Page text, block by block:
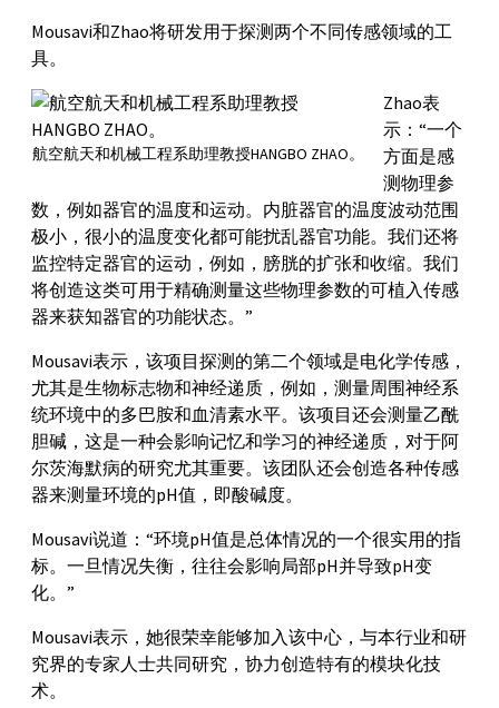
Mousavi和Zhao将研发用于探测两个不同传感领域的工
具。
航空航天和机械工程系助理教授HANGBO ZHAO。
Zhao表
示：“一个
方面是感
测物理参
数，例如器官的温度和运动。内脏器官的温度波动范围
极小，很小的温度变化都可能扰乱器官功能。我们还将
监控特定器官的运动，例如，膀胱的扩张和收缩。我们
将创造这类可用于精确测量这些物理参数的可植入传感
器来获知器官的功能状态。”
Mousavi表示，该项目探测的第二个领域是电化学传感，
尤其是生物标志物和神经递质，例如，测量周围神经系
统环境中的多巴胺和血清素水平。该项目还会测量乙酰
胆碱，这是一种会影响记忆和学习的神经递质，对于阿
尔茨海默病的研究尤其重要。该团队还会创造各种传感
器来测量环境的pH值，即酸碱度。
Mousavi说道：“环境pH值是总体情况的一个很实用的指
标。一旦情况失衡，往往会影响局部pH并导致pH变
化。”
Mousavi表示，她很荣幸能够加入该中心，与本行业和研
究界的专家人士共同研究，协力创造特有的模块化技
术。